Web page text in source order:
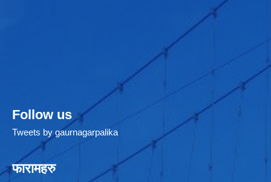
Follow us
Tweets by gaurnagarpalika
फारामहरु